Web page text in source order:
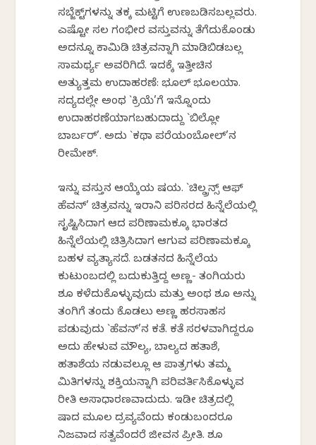
ಸಬ್ಜೆಕ್ಟ್‌ಗಳನ್ನು ತಕ್ಕ ಮಟ್ಟಿಗೆ ಉಣಬಡಿಸಬಲ್ಲವರು.
ಎಷ್ಟೋ ಸಲ ಗಂಭೀರ ವಸ್ತುವನ್ನು ತೆಗೆದುಕೊಂಡು
ಅದನ್ನೂ ಕಾಮಿಡಿ ಚಿತ್ರವನ್ನಾಗಿ ಮಾಡಿಬಿಡಬಲ್ಲ
ಸಾಮರ್ಥ್ಯ ಅವರಿಗಿದೆ. ಇದಕ್ಕೆ ಇತ್ತೀಚಿನ
ಅತ್ಯುತ್ತಮ ಉದಾಹರಣೆ: ಭೂಲ್‌ ಭೂಲಯಾ.
ಸದ್ಯದಲ್ಲೇ ಅಂಥ `ಕ್ರಿಯೆ’ಗೆ ಇನ್ನೊಂದು
ಉದಾಹರಣೆಯಾಗಬಹುದಾದ್ದು `ಬಿಲ್ಲೋ
ಬಾರ್ಬರ್‌’. ಅದು `ಕಥಾ ಪರೆಯಂಬೋಲ್‌’ನ
ರೀಮೇಕ್‌.
ಇನ್ನು ವಸ್ತುವಿನ ಆಯ್ಕೆಯ ವಿಷಯ. `ಚಿಲ್ಡ್ರನ್ಸ್‌ ಆಫ್‌
ಹೆವನ್‌’ ಚಿತ್ರವನ್ನು ಇರಾನಿ ಪರಿಸರದ ಹಿನ್ನೆಲೆಯಲ್ಲಿ
ಸೃಷ್ಟಿಸಿದಾಗ ಆದ ಪರಿಣಾಮಕ್ಕೂ ಭಾರತದ
ಹಿನ್ನೆಲೆಯಲ್ಲಿ ಚಿತ್ರಿಸಿದಾಗ ಆಗುವ ಪರಿಣಾಮಕ್ಕೂ
ಬಹಳ ವ್ಯತ್ಯಾಸವಿದೆ. ಬಡತನದ ಹಿನ್ನೆಲೆಯ
ಕುಟುಂಬದಲ್ಲಿ ಬದುಕುತ್ತಿದ್ದ ಅಣ್ಣ- ತಂಗಿಯರು
ಶೂ ಕಳೆದುಕೊಳ್ಳುವುದು ಮತ್ತು ಅಂಥ ಶೂ ಅನ್ನು
ತಂಗಿಗೆ ತಂದು ಕೊಡಲು ಅಣ್ಣ ಹರಸಾಹಸ
ಪಡುವುದು `ಹೆವನ್‌’ನ ಕತೆ. ಕತೆ ಸರಳವಾಗಿದ್ದರೂ
ಅದು ಹೇಳುವ ಮೌಲ್ಯ, ಬಾಲ್ಯದ ಹತಾಶೆ,
ಹತಾಶೆಯ ನಡುವಲ್ಲೂ ಆ ಪಾತ್ರಗಳು ತಮ್ಮ
ಮಿತಿಗಳನ್ನು ಶಕ್ತಿಯನ್ನಾಗಿ ಪರಿವರ್ತಿಸಿಕೊಳ್ಳುವ
ರೀತಿ ಅಸಾಧಾರಣವಾದುದು. ಇಡೀ ಚಿತ್ರದಲ್ಲಿ
ವಿಷಾದ ಮೂಲ ದ್ರವ್ಯವೆಂದು ಕಂಡುಬಂದರೂ
ನಿಜವಾದ ಸತ್ವವೆಂದರೆ ಜೀವನ ಪ್ರೀತಿ. ಶೂ